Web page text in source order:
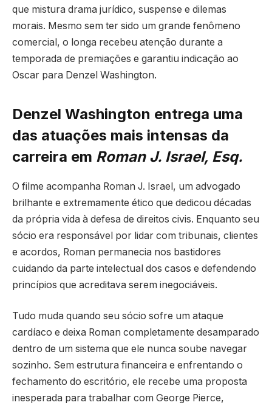
que mistura drama jurídico, suspense e dilemas
morais. Mesmo sem ter sido um grande fenômeno
comercial, o longa recebeu atenção durante a
temporada de premiações e garantiu indicação ao
Oscar para Denzel Washington.
Denzel Washington entrega uma
das atuações mais intensas da
carreira em Roman J. Israel, Esq.
O filme acompanha Roman J. Israel, um advogado
brilhante e extremamente ético que dedicou décadas
da própria vida à defesa de direitos civis. Enquanto seu
sócio era responsável por lidar com tribunais, clientes
e acordos, Roman permanecia nos bastidores
cuidando da parte intelectual dos casos e defendendo
princípios que acreditava serem inegociáveis.
Tudo muda quando seu sócio sofre um ataque
cardíaco e deixa Roman completamente desamparado
dentro de um sistema que ele nunca soube navegar
sozinho. Sem estrutura financeira e enfrentando o
fechamento do escritório, ele recebe uma proposta
inesperada para trabalhar com George Pierce,